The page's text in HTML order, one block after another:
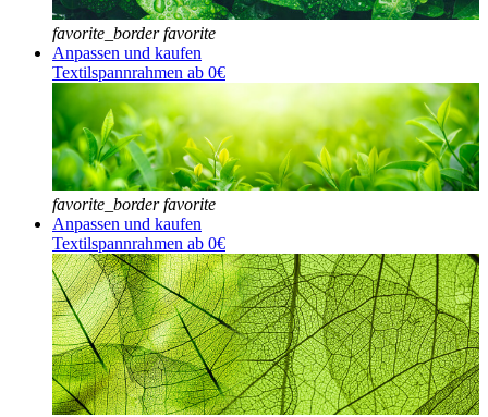
favorite_border favorite
Anpassen und kaufen
Textilspannrahmen ab 0€
favorite_border favorite
Anpassen und kaufen
Textilspannrahmen ab 0€